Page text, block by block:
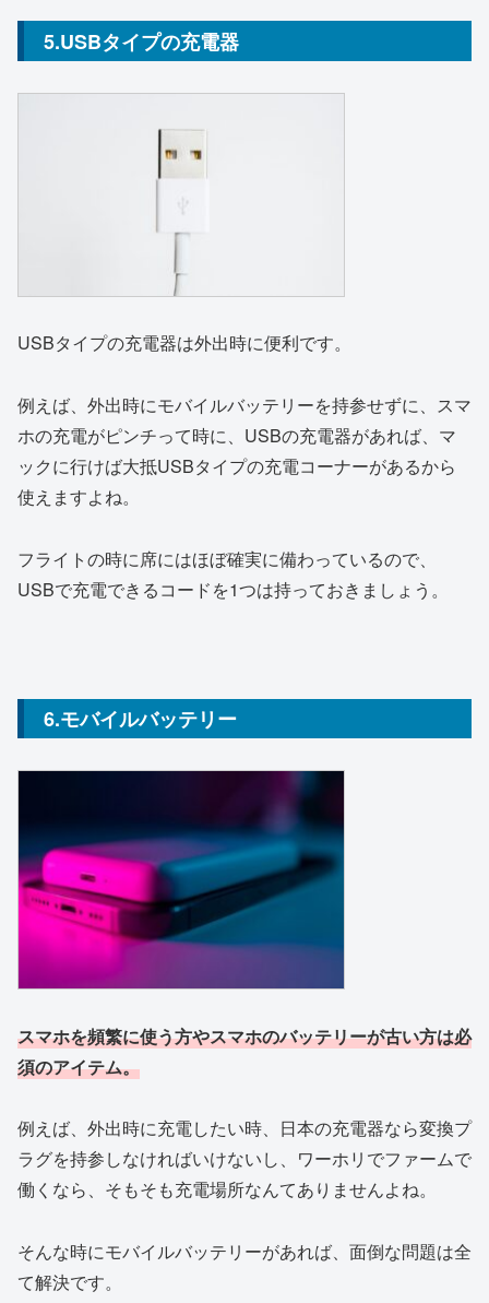
5.USBタイプの充電器
USBタイプの充電器は外出時に便利です。
例えば、外出時にモバイルバッテリーを持参せずに、スマ
ホの充電がピンチって時に、USBの充電器があれば、マ
ックに行けば大抵USBタイプの充電コーナーがあるから
使えますよね。
フライトの時に席にはほぼ確実に備わっているので、
USBで充電できるコードを1つは持っておきましょう。
6.モバイルバッテリー
スマホを頻繁に使う方やスマホのバッテリーが古い方は必
須のアイテム。
例えば、外出時に充電したい時、日本の充電器なら変換プ
ラグを持参しなければいけないし、ワーホリでファームで
働くなら、そもそも充電場所なんてありませんよね。
そんな時にモバイルバッテリーがあれば、面倒な問題は全
て解決です。